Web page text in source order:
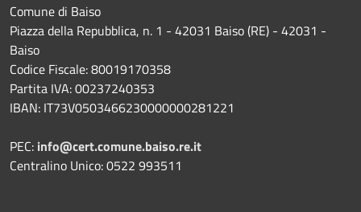
Comune di Baiso
Piazza della Repubblica, n. 1 - 42031 Baiso (RE) - 42031 -
Baiso
Codice Fiscale: 80019170358
Partita IVA: 00237240353
IBAN: IT73V0503466230000000281221
PEC: info@cert.comune.baiso.re.it
Centralino Unico: 0522 993511